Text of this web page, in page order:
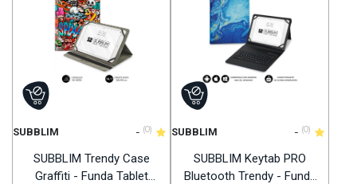
SUBBLIM - (0)
SUBBLIM Trendy Case
Graffiti - Funda Tablet
SUBBLIM - (0)
SUBBLIM Keytab PRO
Bluetooth Trendy - Funda